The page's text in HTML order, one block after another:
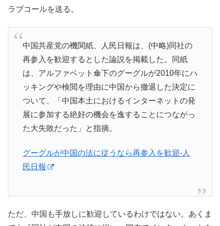
ラブコールを送る。
中国共産党の機関紙、人民日報は、(中略)同社の
再参入を歓迎するとした論説を掲載した。同紙
は、アルファベット傘下のグーグルが2010年にハ
ッキングや検閲を理由に中国から撤退した決定に
ついて、「中国本土におけるインターネットの発
展に参加する絶好の機会を逸することにつながっ
た大失敗だった」と指摘。
グーグルが中国の法に従うなら再参入を歓迎-人
民日報
ただ、中国も手放しに歓迎しているわけではない。あくま